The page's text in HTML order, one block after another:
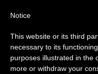
Aviso
Del 27 de julio al
anual, aprovechando
Notice
This website or its third
necessary to its
purposes illustrated in the
more or withdraw your